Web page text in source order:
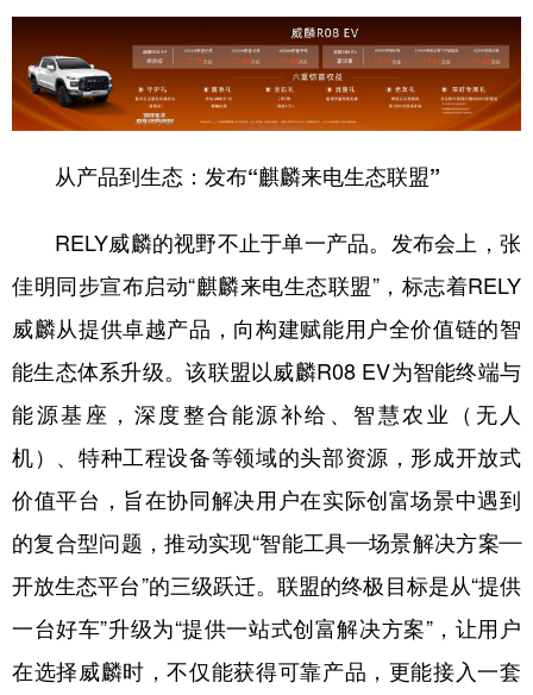
从产品到生态：发布“麒麟来电生态联盟”
RELY威麟的视野不止于单一产品。发布会上，张
佳明同步宣布启动“麒麟来电生态联盟”，标志着RELY
威麟从提供卓越产品，向构建赋能用户全价值链的智
能生态体系升级。该联盟以威麟R08 EV为智能终端与
能源基座，深度整合能源补给、智慧农业（无人
机）、特种工程设备等领域的头部资源，形成开放式
价值平台，旨在协同解决用户在实际创富场景中遇到
的复合型问题，推动实现“智能工具—场景解决方案—
开放生态平台”的三级跃迁。联盟的终极目标是从“提供
一台好车”升级为“提供一站式创富解决方案”，让用户
在选择威麟时，不仅能获得可靠产品，更能接入一套